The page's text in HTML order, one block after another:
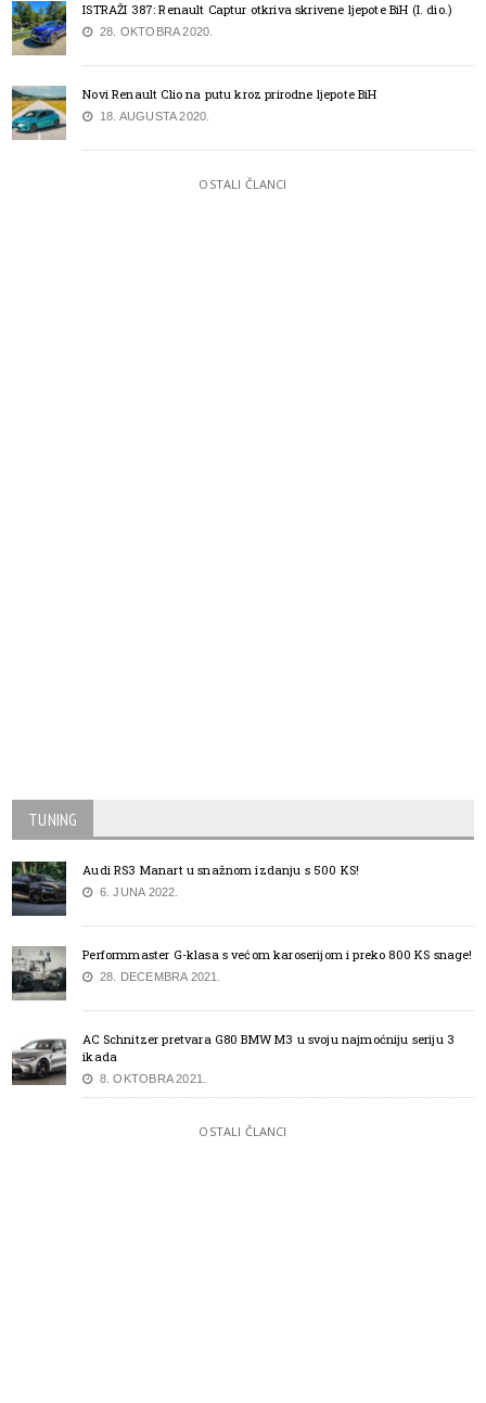
ISTRAŽI 387: Renault Captur otkriva skrivene ljepote BiH (I. dio.)
28. OKTOBRA 2020.
Novi Renault Clio na putu kroz prirodne ljepote BiH
18. AUGUSTA 2020.
OSTALI ČLANCI
TUNING
Audi RS3 Manart u snažnom izdanju s 500 KS!
6. JUNA 2022.
Performmaster G-klasa s većom karoserijom i preko 800 KS snage!
28. DECEMBRA 2021.
AC Schnitzer pretvara G80 BMW M3 u svoju najmoćniju seriju 3
ikada
8. OKTOBRA 2021.
OSTALI ČLANCI